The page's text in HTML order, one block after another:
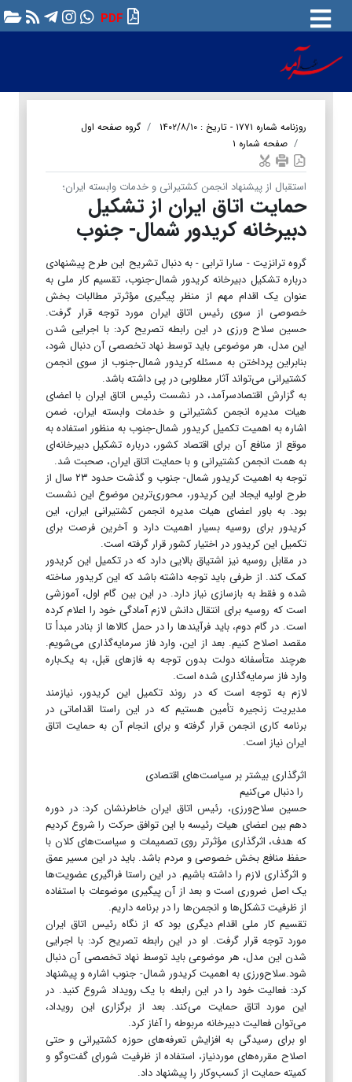
PDF
روزنامه شماره ۱۷۷۱ - تاریخ : ۱۴۰۲/۸/۱۰
گروه صفحه اول
صفحه شماره ۱
استقبال از پیشنهاد انجمن کشتیرانی و خدمات وابسته ایران؛
حمایت اتاق ایران از تشکیل
دبیرخانه کریدور شمال- جنوب
گروه ترانزیت - سارا ترابی - به دنبال تشریح این طرح پیشنهادی
درباره تشکیل دبیرخانه کریدور شمال-جنوب، تقسیم کار ملی به
عنوان یک اقدام مهم از منظر پیگیری مؤثرتر مطالبات بخش
خصوصی از سوی رئیس اتاق ایران مورد توجه قرار گرفت.
حسین سلاح ورزی در این رابطه تصریح کرد: با اجرایی شدن
این مدل، هر موضوعی باید توسط نهاد تخصصی آن دنبال شود،
بنابراین پرداختن به مسئله کریدور شمال-جنوب از سوی انجمن
کشتیرانی می‌تواند آثار مطلوبی در پی داشته باشد.
به گزارش اقتصادسرآمد، در نشست رئیس اتاق ایران با اعضای
هیات مدیره انجمن کشتیرانی و خدمات وابسته ایران، ضمن
اشاره به اهمیت تکمیل کریدور شمال-جنوب به منظور استفاده به
موقع از منافع آن برای اقتصاد کشور، درباره تشکیل دبیرخانه‌ای
به همت انجمن کشتیرانی و با حمایت اتاق ایران، صحبت شد.
توجه به اهمیت کریدور شمال- جنوب و گذشت حدود ۲۳ سال از
طرح اولیه ایجاد این کریدور، محوری‌ترین موضوع این نشست
بود. به باور اعضای هیات مدیره انجمن کشتیرانی ایران، این
کریدور برای روسیه بسیار اهمیت دارد و آخرین فرصت برای
تکمیل این کریدور در اختیار کشور قرار گرفته است.
در مقابل روسیه نیز اشتیاق بالایی دارد که در تکمیل این کریدور
کمک کند. از طرفی باید توجه داشته باشد که این کریدور ساخته
شده و فقط به بازسازی نیاز دارد. در این بین گام اول، آموزشی
است که روسیه برای انتقال دانش لازم آمادگی خود را اعلام کرده
است. در گام دوم، باید فرآیندها را در حمل کالاها از بنادر مبدأ تا
مقصد اصلاح کنیم. بعد از این، وارد فاز سرمایه‌گذاری می‌شویم.
هرچند متأسفانه دولت بدون توجه به فازهای قبل، به یک‌باره
وارد فاز سرمایه‌گذاری شده است.
لازم به توجه است که در روند تکمیل این کریدور، نیازمند
مدیریت زنجیره تأمین هستیم که در این راستا اقداماتی در
برنامه کاری انجمن قرار گرفته و برای انجام آن به حمایت اتاق
ایران نیاز است.
اثرگذاری بیشتر بر سیاست‌های اقتصادی
را دنبال می‌کنیم
حسین سلاح‌ورزی، رئیس اتاق ایران خاطرنشان کرد: در دوره
دهم بین اعضای هیات رئیسه با این توافق حرکت را شروع کردیم
که هدف، اثرگذاری مؤثرتر روی تصمیمات و سیاست‌های کلان با
حفظ منافع بخش خصوصی و مردم باشد. باید در این مسیر عمق
و اثرگذاری لازم را داشته باشیم. در این راستا فراگیری عضویت‌ها
یک اصل ضروری است و بعد از آن پیگیری موضوعات با استفاده
از ظرفیت تشکل‌ها و انجمن‌ها را در برنامه داریم.
تقسیم کار ملی اقدام دیگری بود که از نگاه رئیس اتاق ایران
مورد توجه قرار گرفت. او در این رابطه تصریح کرد: با اجرایی
شدن این مدل، هر موضوعی باید توسط نهاد تخصصی آن دنبال
شود.سلاح‌ورزی به اهمیت کریدور شمال- جنوب اشاره و پیشنهاد
کرد: فعالیت خود را در این رابطه با یک رویداد شروع کنید. در
این مورد اتاق حمایت می‌کند. بعد از برگزاری این رویداد،
می‌توان فعالیت دبیرخانه مربوطه را آغاز کرد.
او برای رسیدگی به افزایش تعرفه‌های حوزه کشتیرانی و حتی
اصلاح مقرره‌های موردنیاز، استفاده از ظرفیت شورای گفت‌وگو و
کمیته حمایت از کسب‌وکار را پیشنهاد داد.